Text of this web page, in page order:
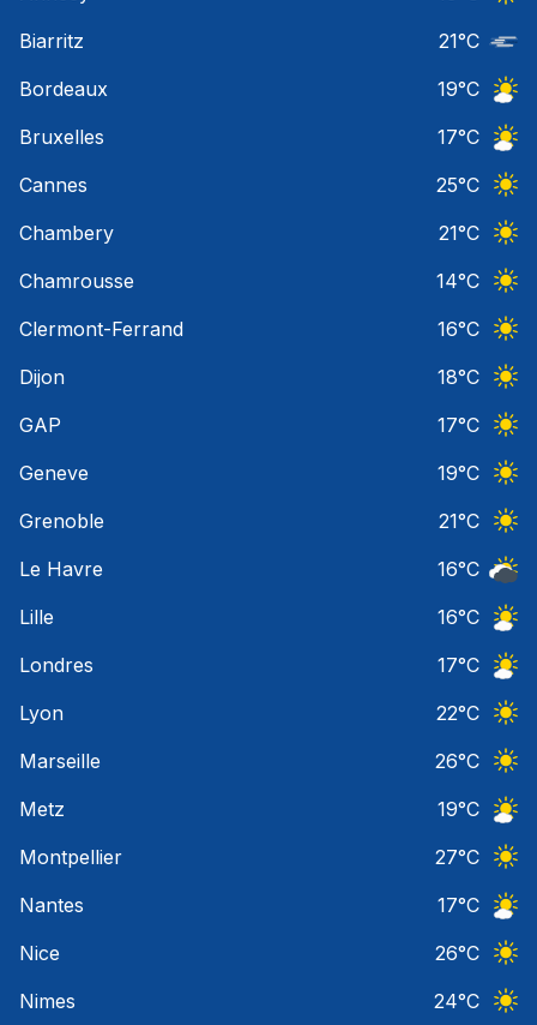
Biarritz
21°C
Bordeaux
19°C
Bruxelles
17°C
Cannes
25°C
Chambery
21°C
Chamrousse
14°C
Clermont-Ferrand
16°C
Dijon
18°C
GAP
17°C
Geneve
19°C
Grenoble
21°C
Le Havre
16°C
Lille
16°C
Londres
17°C
Lyon
22°C
Marseille
26°C
Metz
19°C
Montpellier
27°C
Nantes
17°C
Nice
26°C
Nimes
24°C